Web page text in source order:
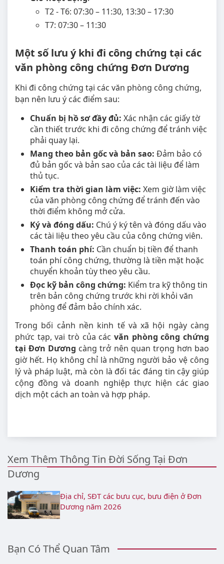
T2 - T6: 07:30 – 11:30, 13:30 – 17:30
T7: 07:30 – 11:30
Một số lưu ý khi đi công chứng tại các
văn phòng công chứng Đơn Dương
Khi đi công chứng tại các văn phòng công chứng,
bạn nên lưu ý các điểm sau:
Chuẩn bị hồ sơ đầy đủ: Xác nhận các giấy tờ
cần thiết trước khi đi công chứng để tránh việc
phải quay lại.
Mang theo bản gốc và bản sao: Đảm bảo có
đủ bản gốc và bản sao của các tài liệu để làm
thủ tục.
Kiểm tra thời gian làm việc: Xem giờ làm việc
của văn phòng công chứng để tránh đến vào
thời điểm không mở cửa.
Ký và đóng dấu: Chú ý ký tên và đóng dấu vào
các tài liệu theo yêu cầu của công chứng viên.
Thanh toán phí: Cần chuẩn bị tiền để thanh
toán phí công chứng, thường là tiền mặt hoặc
chuyển khoản tùy theo yêu cầu.
Đọc kỹ bản công chứng: Kiểm tra kỹ thông tin
trên bản công chứng trước khi rời khỏi văn
phòng để đảm bảo chính xác.
Trong bối cảnh nền kinh tế và xã hội ngày càng
phức tạp, vai trò của các văn phòng công chứng
tại Đơn Dương càng trở nên quan trọng hơn bao
giờ hết. Họ không chỉ là những người bảo vệ công
lý và pháp luật, mà còn là đối tác đáng tin cậy giúp
cộng đồng và doanh nghiệp thực hiện các giao
dịch một cách an toàn và hợp pháp.
Xem Thêm Thông Tin Đời Sống Tại Đơn
Dương
Địa chỉ, SĐT các bưu cục, bưu điện ở Đơn
Dương năm 2026
Bạn Có Thể Quan Tâm